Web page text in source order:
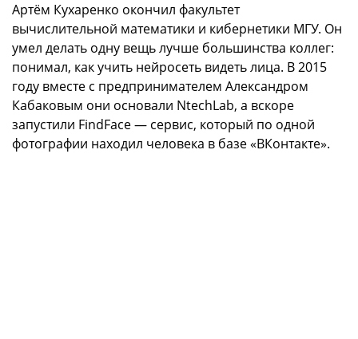
Артём Кухаренко окончил факультет
вычислительной математики и кибернетики МГУ. Он
умел делать одну вещь лучше большинства коллег:
понимал, как учить нейросеть видеть лица. В 2015
году вместе с предпринимателем Александром
Кабаковым они основали NtechLab, а вскоре
запустили FindFace — сервис, который по одной
фотографии находил человека в базе «ВКонтакте».